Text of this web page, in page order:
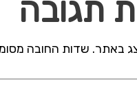
תגובה
באתר. שדות החובה